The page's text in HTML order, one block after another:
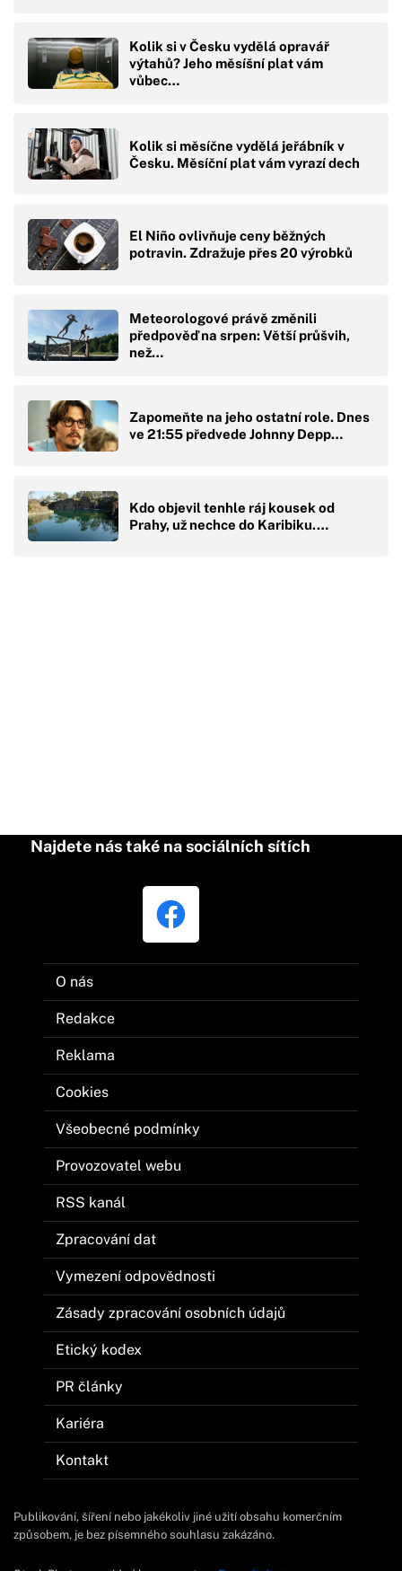
Kolik si v Česku vydělá opravář
výtahů? Jeho měsíšní plat vám
vůbec…
Kolik si měsíčne vydělá jeřábník v
Česku. Měsíční plat vám vyrazí dech
El Niño ovlivňuje ceny běžných
potravin. Zdražuje přes 20 výrobků
Meteorologové právě změnili
předpověď na srpen: Větší průšvih,
než…
Zapomeňte na jeho ostatní role. Dnes
ve 21:55 předvede Johnny Depp…
Kdo objevil tenhle ráj kousek od
Prahy, už nechce do Karibiku.…
Najdete nás také na sociálních sítích
O nás
Redakce
Reklama
Cookies
Všeobecné podmínky
Provozovatel webu
RSS kanál
Zpracování dat
Vymezení odpovědnosti
Zásady zpracování osobních údajů
Etický kodex
PR články
Kariéra
Kontakt
Publikování, šíření nebo jakékoliv jiné užití obsahu komerčním
způsobem, je bez písemného souhlasu zakázáno.